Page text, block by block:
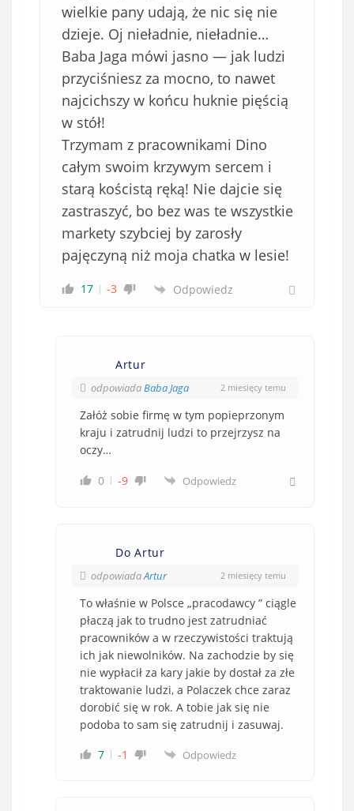
wielkie pany udają, że nic się nie
dzieje. Oj nieładnie, nieładnie…
Baba Jaga mówi jasno — jak ludzi
przyciśniesz za mocno, to nawet
najcichszy w końcu huknie pięścią
w stół!
Trzymam z pracownikami Dino
całym swoim krzywym sercem i
starą kościstą ręką! Nie dajcie się
zastraszyć, bo bez was te wszystkie
markety szybciej by zarosły
pajęczyną niż moja chatka w lesie!
17 -3 Odpowiedz
Artur
odpowiadaBaba Jaga 2 miesięcy temu
Załóż sobie firmę w tym popieprzonym
kraju i zatrudnij ludzi to przejrzysz na
oczy…
0 -9 Odpowiedz
Do Artur
odpowiadaArtur 2 miesięcy temu
To właśnie w Polsce „pracodawcy ” ciągle
płaczą jak to trudno jest zatrudniać
pracowników a w rzeczywistości traktują
ich jak niewolników. Na zachodzie by się
nie wypłacił za kary jakie by dostał za złe
traktowanie ludzi, a Polaczek chce zaraz
dorobić się w rok. A tobie jak się nie
podoba to sam się zatrudnij i zasuwaj.
7
-1 Odpowiedz